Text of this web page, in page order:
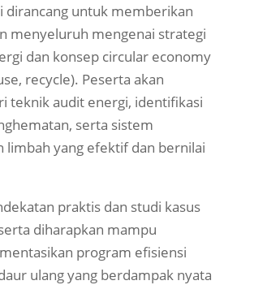
dirancang untuk memberikan
menyeluruh mengenai strategi
dan konsep circular economy
recycle). Peserta akan
teknik audit energi, identifikasi
serta sistem
limbah yang efektif dan bernilai
praktis dan studi kasus
diharapkan mampu
program efisiensi
ulang yang berdampak nyata